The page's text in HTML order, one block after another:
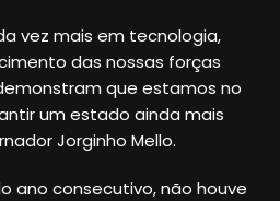
vez mais em tecnologia,
das nossas forças
que estamos no
um estado ainda mais
Jorginho Mello.
ano consecutivo, não houve